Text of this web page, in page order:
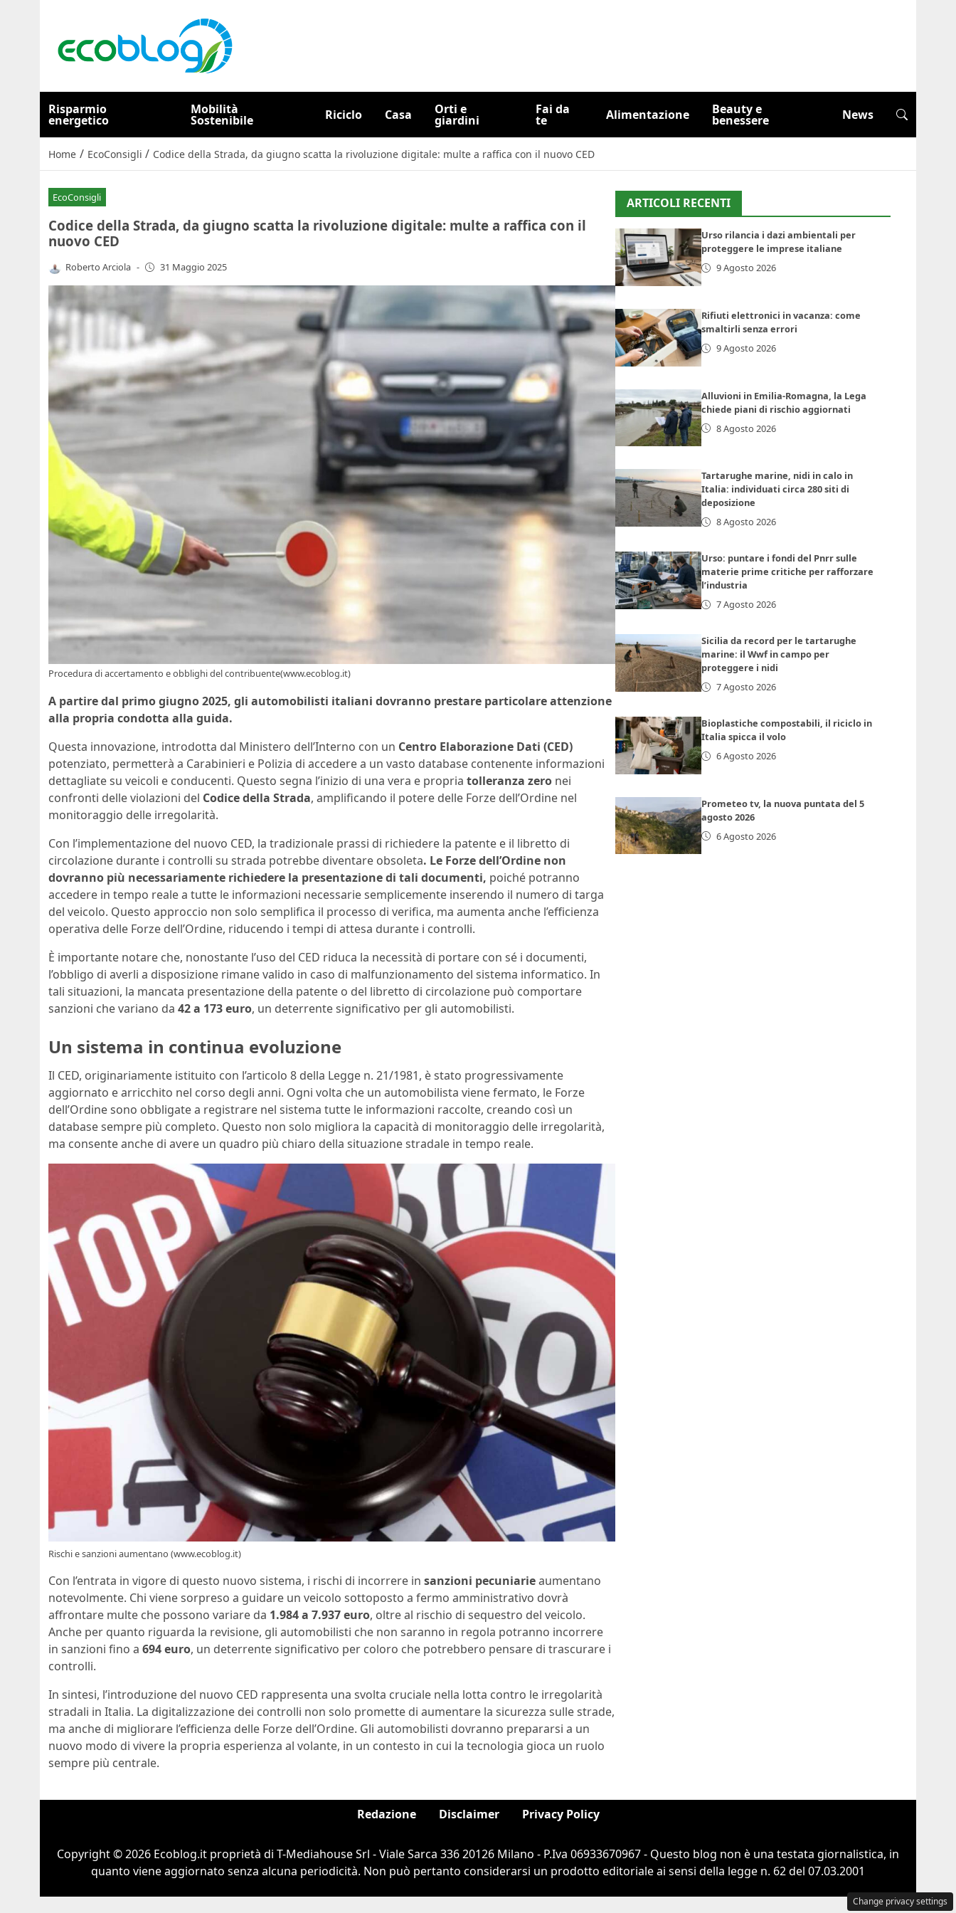
Risparmio
energetico
Mobilità
Sostenibile Riciclo Casa Orti e
giardini
Fai da
te Alimentazione Beauty e
benessere News
Home / EcoConsigli / Codice della Strada, da giugno scatta la rivoluzione digitale: multe a raffica con il nuovo CED
EcoConsigli
Codice della Strada, da giugno scatta la rivoluzione digitale: multe a raffica con il
nuovo CED
Roberto Arciola - 31 Maggio 2025
Procedura di accertamento e obblighi del contribuente(www.ecoblog.it)
A partire dal primo giugno 2025, gli automobilisti italiani dovranno prestare particolare attenzione
alla propria condotta alla guida.
Questa innovazione, introdotta dal Ministero dell’Interno con un Centro Elaborazione Dati (CED)
potenziato, permetterà a Carabinieri e Polizia di accedere a un vasto database contenente informazioni
dettagliate su veicoli e conducenti. Questo segna l’inizio di una vera e propria tolleranza zero nei
confronti delle violazioni del Codice della Strada, amplificando il potere delle Forze dell’Ordine nel
monitoraggio delle irregolarità.
Con l’implementazione del nuovo CED, la tradizionale prassi di richiedere la patente e il libretto di
circolazione durante i controlli su strada potrebbe diventare obsoleta. Le Forze dell’Ordine non
dovranno più necessariamente richiedere la presentazione di tali documenti, poiché potranno
accedere in tempo reale a tutte le informazioni necessarie semplicemente inserendo il numero di targa
del veicolo. Questo approccio non solo semplifica il processo di verifica, ma aumenta anche l’efficienza
operativa delle Forze dell’Ordine, riducendo i tempi di attesa durante i controlli.
È importante notare che, nonostante l’uso del CED riduca la necessità di portare con sé i documenti,
l’obbligo di averli a disposizione rimane valido in caso di malfunzionamento del sistema informatico. In
tali situazioni, la mancata presentazione della patente o del libretto di circolazione può comportare
sanzioni che variano da 42 a 173 euro, un deterrente significativo per gli automobilisti.
Un sistema in continua evoluzione
Il CED, originariamente istituito con l’articolo 8 della Legge n. 21/1981, è stato progressivamente
aggiornato e arricchito nel corso degli anni. Ogni volta che un automobilista viene fermato, le Forze
dell’Ordine sono obbligate a registrare nel sistema tutte le informazioni raccolte, creando così un
database sempre più completo. Questo non solo migliora la capacità di monitoraggio delle irregolarità,
ma consente anche di avere un quadro più chiaro della situazione stradale in tempo reale.
Rischi e sanzioni aumentano (www.ecoblog.it)
Con l’entrata in vigore di questo nuovo sistema, i rischi di incorrere in sanzioni pecuniarieaumentano
notevolmente. Chi viene sorpreso a guidare un veicolo sottoposto a fermo amministrativo dovrà
affrontare multe che possono variare da 1.984 a 7.937 euro, oltre al rischio di sequestro del veicolo.
Anche per quanto riguarda la revisione, gli automobilisti che non saranno in regola potranno incorrere
in sanzioni fino a 694 euro, un deterrente significativo per coloro che potrebbero pensare di trascurare i
controlli.
In sintesi, l’introduzione del nuovo CED rappresenta una svolta cruciale nella lotta contro le irregolarità
stradali in Italia. La digitalizzazione dei controlli non solo promette di aumentare la sicurezza sulle strade,
ma anche di migliorare l’efficienza delle Forze dell’Ordine. Gli automobilisti dovranno prepararsi a un
nuovo modo di vivere la propria esperienza al volante, in un contesto in cui la tecnologia gioca un ruolo
sempre più centrale.
ARTICOLI RECENTI
Urso rilancia i dazi ambientali per
proteggere le imprese italiane
9 Agosto 2026
Rifiuti elettronici in vacanza: come
smaltirli senza errori
9 Agosto 2026
Alluvioni in Emilia-Romagna, la Lega
chiede piani di rischio aggiornati
8 Agosto 2026
Tartarughe marine, nidi in calo in
Italia: individuati circa 280 siti di
deposizione
8 Agosto 2026
Urso: puntare i fondi del Pnrr sulle
materie prime critiche per rafforzare
l’industria
7 Agosto 2026
Sicilia da record per le tartarughe
marine: il Wwf in campo per
proteggere i nidi
7 Agosto 2026
Bioplastiche compostabili, il riciclo in
Italia spicca il volo
6 Agosto 2026
Prometeo tv, la nuova puntata del 5
agosto 2026
6 Agosto 2026
Redazione Disclaimer Privacy Policy
Copyright © 2026 Ecoblog.it proprietà di T-Mediahouse Srl - Viale Sarca 336 20126 Milano - P.Iva 06933670967 - Questo blog non è una testata giornalistica, in
quanto viene aggiornato senza alcuna periodicità. Non può pertanto considerarsi un prodotto editoriale ai sensi della legge n. 62 del 07.03.2001
Change privacy settings